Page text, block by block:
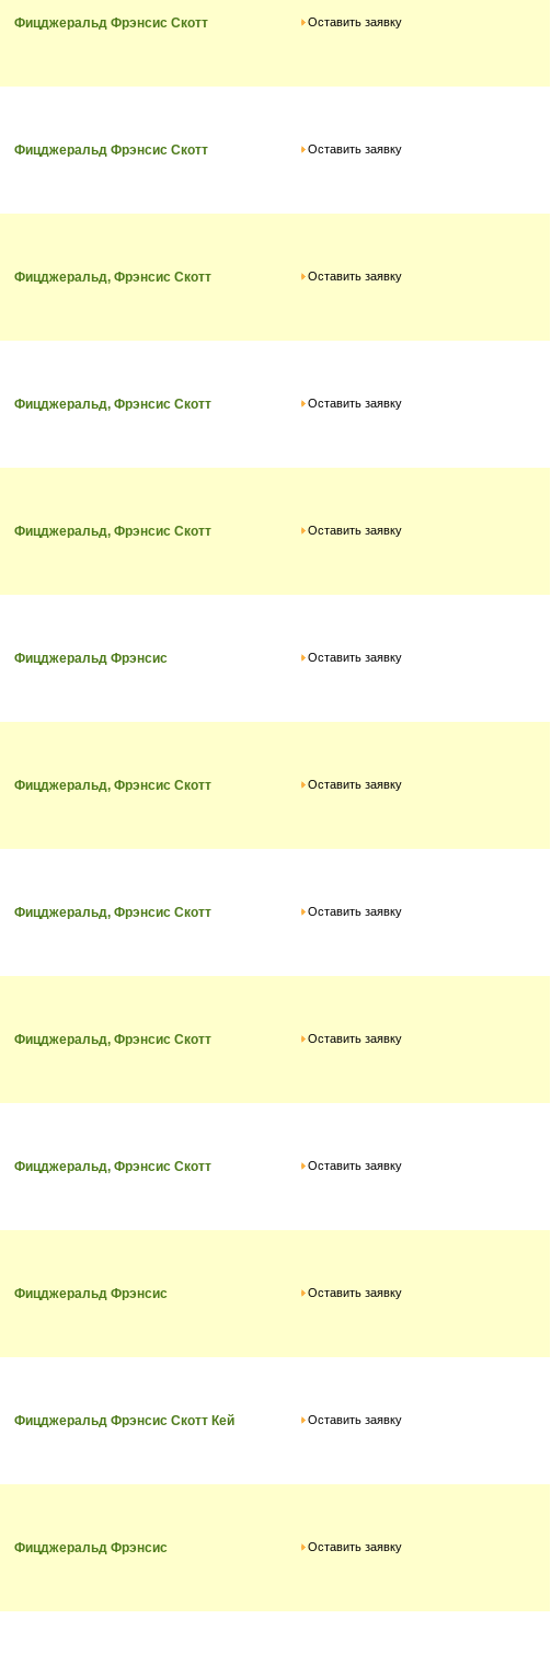
Фицджеральд Фрэнсис Скотт Оставить заявку
Фицджеральд Фрэнсис Скотт Оставить заявку
Фицджеральд, Фрэнсис Скотт Оставить заявку
Фицджеральд, Фрэнсис Скотт Оставить заявку
Фицджеральд, Фрэнсис Скотт Оставить заявку
Фицджеральд Фрэнсис Оставить заявку
Фицджеральд, Фрэнсис Скотт Оставить заявку
Фицджеральд, Фрэнсис Скотт Оставить заявку
Фицджеральд, Фрэнсис Скотт Оставить заявку
Фицджеральд, Фрэнсис Скотт Оставить заявку
Фицджеральд Фрэнсис Оставить заявку
Фицджеральд Фрэнсис Скотт Кей Оставить заявку
Фицджеральд Фрэнсис Оставить заявку